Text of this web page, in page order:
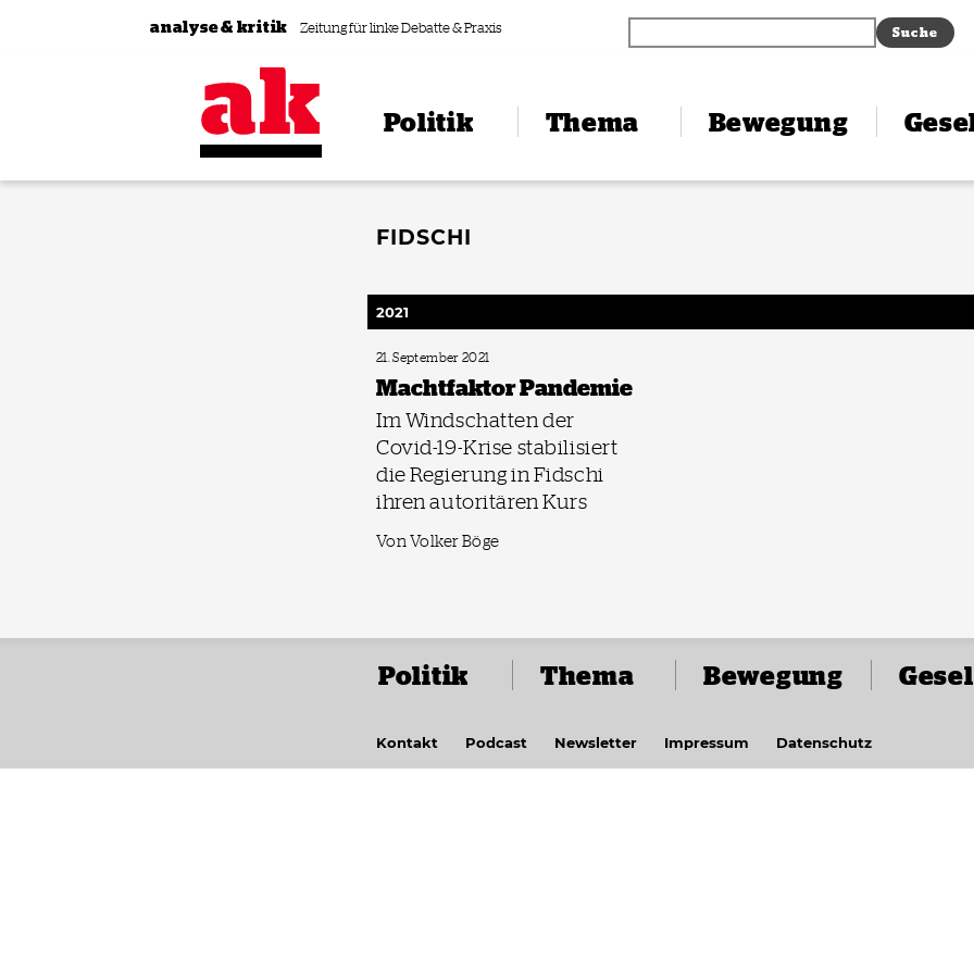
Zum Inhalt springen
analyse & kritik Zeitung für linke Debatte & Praxis
Politik Thema Bewegung
FIDSCHI
2021
21. September 2021
Machtfaktor Pandemie
Im Windschatten der
Covid-19-Krise stabilisiert
die Regierung in Fidschi
ihren autoritären Kurs
Von Volker Böge
Politik Thema Bewegung
Kontakt Podcast Newsletter Impressum Datenschutz